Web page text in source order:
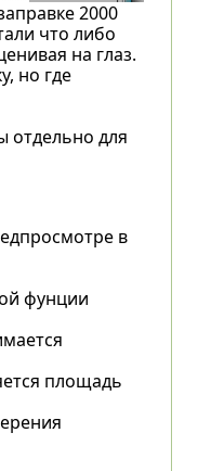
2000
что либо
на глаз.
но где
отдельно для
в
фунции
площадь